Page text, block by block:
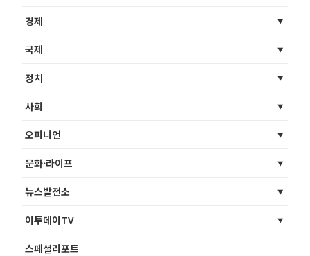
경제
국제
정치
사회
오피니언
문화·라이프
뉴스발전소
이투데이TV
스페셜리포트